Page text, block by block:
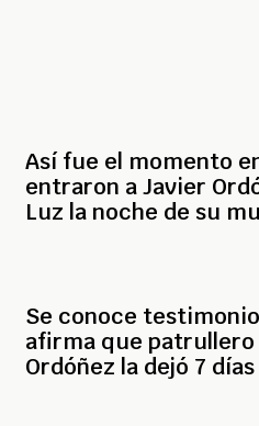
Así fue el momento
entraron a Javier
Luz la noche de su
Se conoce
afirma que patrullero
Ordóñez la dejó 7